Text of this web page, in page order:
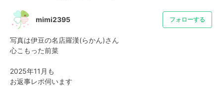
mimi2395 フォローする
写真は伊豆の名店羅漢(⁠らかん)さん
心こもった前菜
2025年11月も
お返事レポ伺います